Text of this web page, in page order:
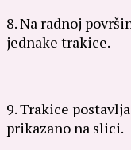
8. Na radnoj
jednake trakice.
9. Trakice
prikazano na slici.